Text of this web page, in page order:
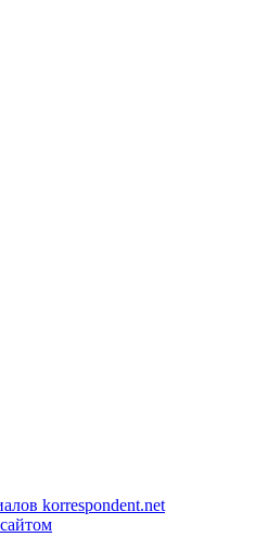
korrespondent.net